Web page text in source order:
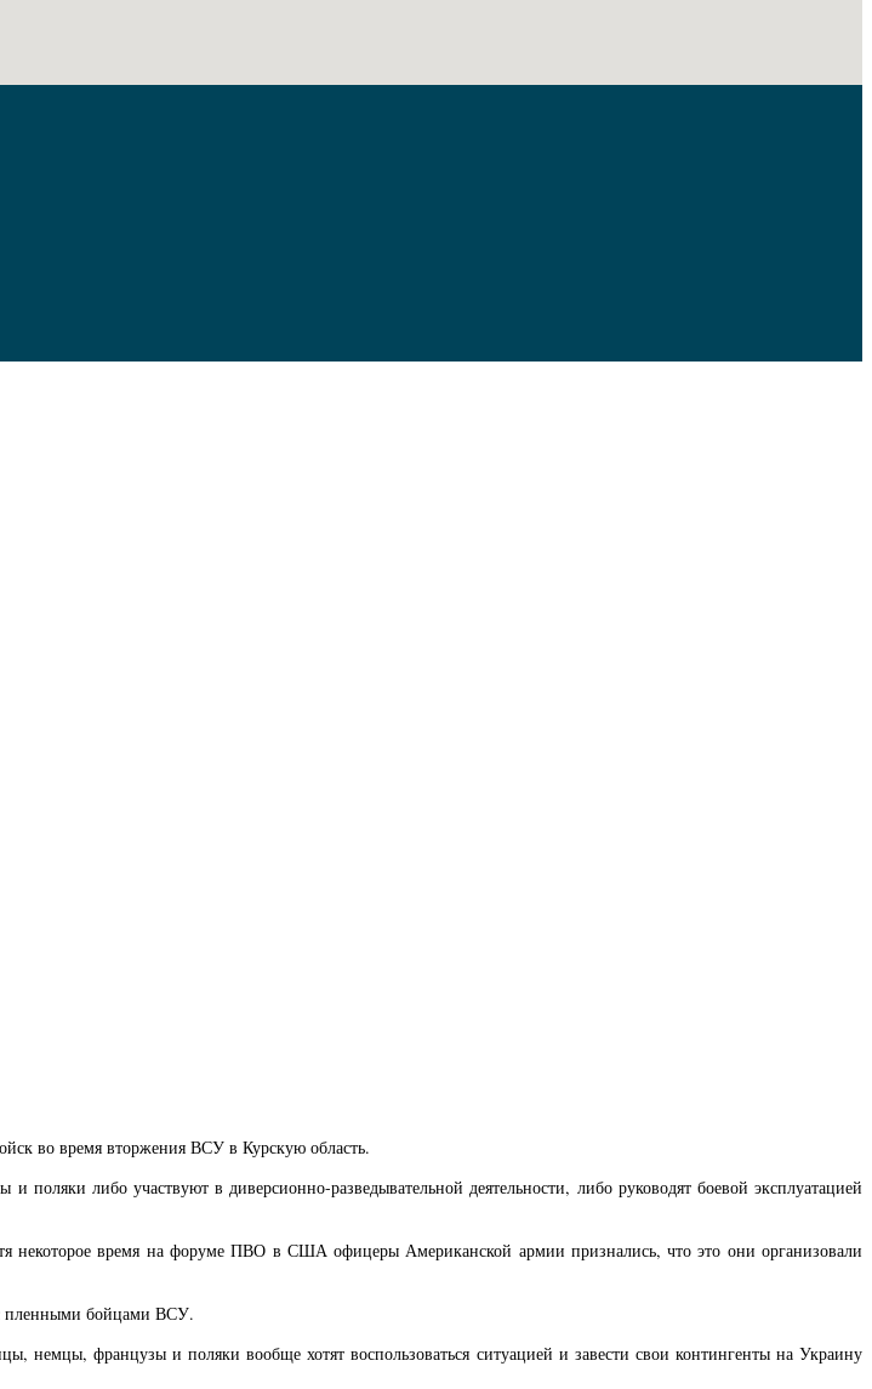
во время вторжения ВСУ в Курскую область.
либо участвуют в диверсионно-разведывательной деятельности, либо руководят боевой эксплуатацией
некоторое время на форуме ПВО в США офицеры Американской армии признались, что это они организовали
с пленными бойцами ВСУ.
немцы, французы и поляки вообще хотят воспользоваться ситуацией и завести свои контингенты на Украину